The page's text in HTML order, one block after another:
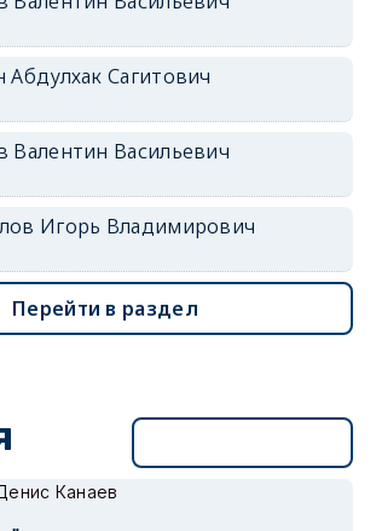
Абдулхак Сагитович
Валентин Васильевич
Игорь Владимирович
Перейти в раздел
Канаев